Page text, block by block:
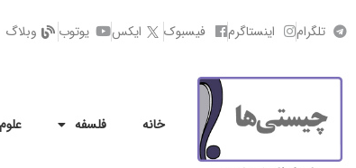
تلگرام اینستاگرم فیسبوک ایکس یوتوب وبلاگ
خانه فلسفه